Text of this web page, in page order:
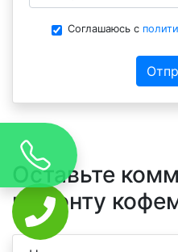
Соглашаюсь с
Оставьте
ремонту